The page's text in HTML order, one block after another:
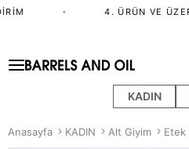
4. ÜRÜN VE
KADIN
Anasayfa KADIN Alt Giyim Etek